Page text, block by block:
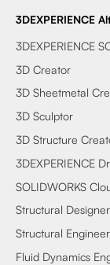
3DEXPERIENCE
3DEXPERIENCE
3D Creator
3D Sheetmetal
3D Sculptor
3D Structure
3DEXPERIENCE
SOLIDWORKS
Structural Designer
Structural Engineer
Fluid Dynamics